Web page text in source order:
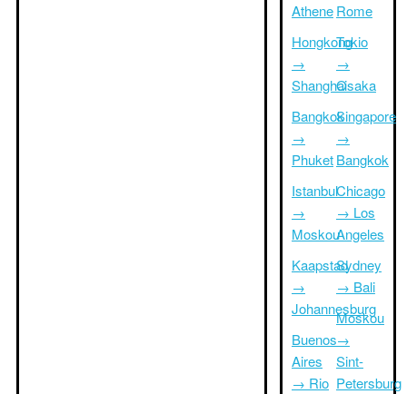
Athene
Hongkong
→
Shanghai
Bangkok
→
Phuket
Istanbul
→
Moskou
Kaapstad
→
Johannesburg
Buenos
Aires
→ Rio
Rome
Tokio
→
Osaka
Singapore
→
Bangkok
Chicago
→ Los
Angeles
Sydney
→ Bali
Moskou
→
Sint-
Petersburg